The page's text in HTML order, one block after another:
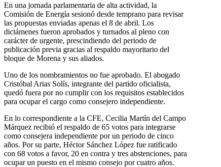
En una jornada parlamentaria de alta actividad, la
Comisión de Energía sesionó desde temprano para revisar
las propuestas enviadas apenas el 8 de abril. Los
dictámenes fueron aprobados y turnados al pleno con
carácter de urgente, prescindiendo del periodo de
publicación previa gracias al respaldo mayoritario del
bloque de Morena y sus aliados.
Uno de los nombramientos no fue aprobado. El abogado
Cristóbal Arias Solís, integrante del partido oficialista,
quedó fuera por no cumplir con los requisitos establecidos
para ocupar el cargo como consejero independiente.
En lo correspondiente a la CFE, Cecilia Martín del Campo
Márquez recibió el respaldo de 65 votos para integrarse
como consejera independiente por un periodo de cinco
años. Por su parte, Héctor Sánchez López fue ratificado
con 68 votos a favor, 20 en contra y tres abstenciones, para
ocupar un puesto en el mismo consejo por cuatro años.